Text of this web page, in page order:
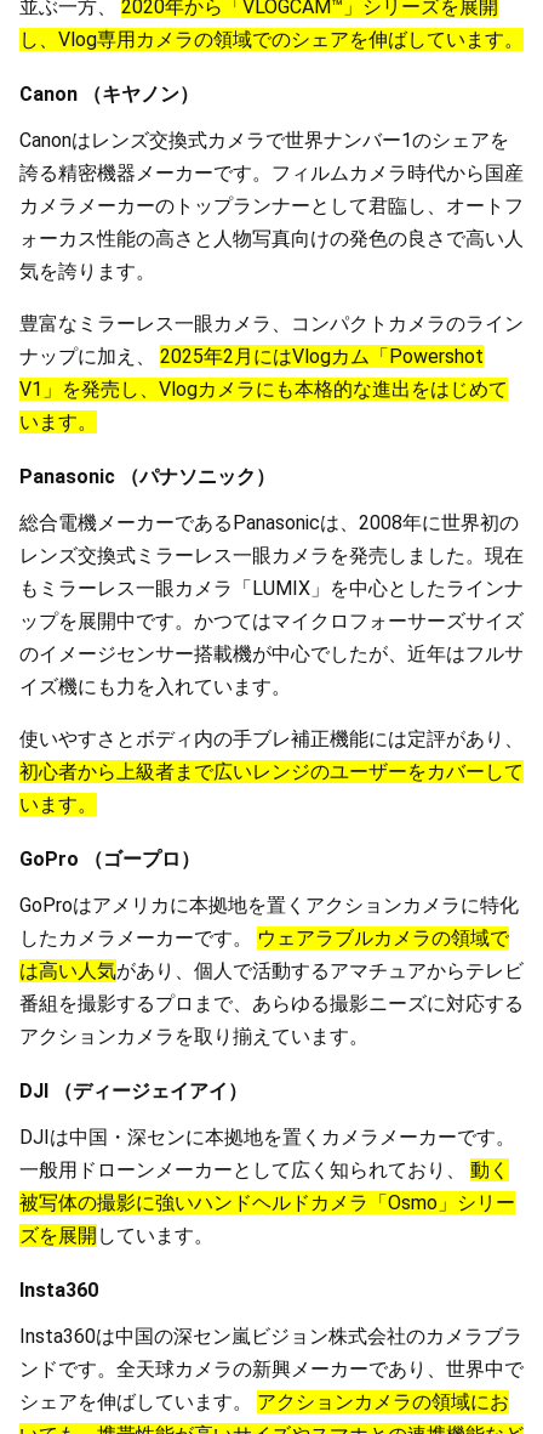
並ぶ一方、 2020年から「VLOGCAM™」シリーズを展開
し、Vlog専用カメラの領域でのシェアを伸ばしています。
Canon （キヤノン）
Canonはレンズ交換式カメラで世界ナンバー1のシェアを
誇る精密機器メーカーです。フィルムカメラ時代から国産
カメラメーカーのトップランナーとして君臨し、オートフ
ォーカス性能の高さと人物写真向けの発色の良さで高い人
気を誇ります。
豊富なミラーレス一眼カメラ、コンパクトカメラのライン
ナップに加え、 2025年2月にはVlogカム「Powershot
V1」を発売し、Vlogカメラにも本格的な進出をはじめて
います。
Panasonic （パナソニック）
総合電機メーカーであるPanasonicは、2008年に世界初の
レンズ交換式ミラーレス一眼カメラを発売しました。現在
もミラーレス一眼カメラ「LUMIX」を中心としたラインナ
ップを展開中です。かつてはマイクロフォーサーズサイズ
のイメージセンサー搭載機が中心でしたが、近年はフルサ
イズ機にも力を入れています。
使いやすさとボディ内の手ブレ補正機能には定評があり、
初心者から上級者まで広いレンジのユーザーをカバーして
います。
GoPro （ゴープロ）
GoProはアメリカに本拠地を置くアクションカメラに特化
したカメラメーカーです。
ウェアラブルカメラの領域で
は高い人気があり、個人で活動するアマチュアからテレビ
番組を撮影するプロまで、あらゆる撮影ニーズに対応する
アクションカメラを取り揃えています。
DJI （ディージェイアイ）
DJIは中国・深センに本拠地を置くカメラメーカーです。
一般用ドローンメーカーとして広く知られており、 動く
被写体の撮影に強いハンドヘルドカメラ「Osmo」シリー
ズを展開 しています。
Insta360
Insta360は中国の深セン嵐ビジョン株式会社のカメラブラ
ンドです。全天球カメラの新興メーカーであり、世界中で
シェアを伸ばしています。 アクションカメラの領域にお